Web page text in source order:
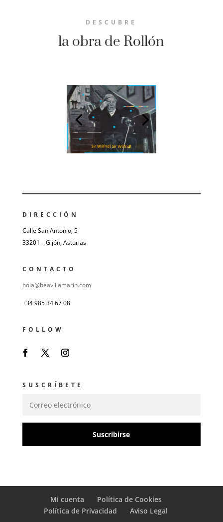
DESCUBRE
la obra de Rollón
DIRECCIÓN
Calle San Antonio, 5
33201 – Gijón, Asturias
CONTACTO
hola@beavillamarin.com
+34 985 34 67 08
FOLLOW
SUSCRÍBETE
Suscribirse
Mi cuenta
Política de Cookies
Política de Privacidad
Aviso Legal